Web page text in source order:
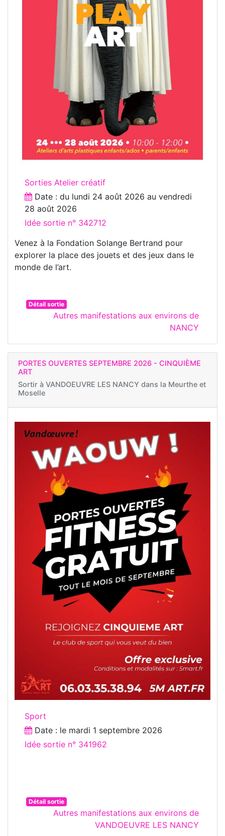
Sorties Atelier créatif
Date : du lundi 24 août 2026 au vendredi
28 août 2026
Idée sortie n° 342712
Venez à la Fondation Solange Bertrand pour
explorer la place des jouets et des jeux dans le
monde de l’art.
Détail sortie
Autres manifestations aux environs de
NANCY
PORTES OUVERTES SEPTEMBRE 2026 - CINQUIÈME
ART
Sortir à VANDOEUVRE LES NANCY dans la Meurthe et
Moselle
Sport
Date : le mardi 1 septembre 2026
Idée sortie n° 341962
Détail sortie
Autres manifestations aux environs de
VANDOEUVRE LES NANCY